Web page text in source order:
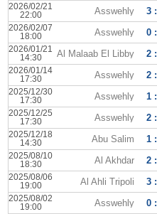
2026/02/21
22:00
Asswehly 3
2026/02/07
18:00
Asswehly 0
2026/01/21
14:30
Al Malaab El Libby 2
2026/01/14
17:30
Asswehly 2
2025/12/30
17:30
Asswehly 1
2025/12/25
17:30
Asswehly 2
2025/12/18
14:30
Abu Salim 1
2025/08/10
18:30
Al Akhdar 2
2025/08/06
19:00
Al Ahli Tripoli 3
2025/08/02
19:00
Asswehly 0